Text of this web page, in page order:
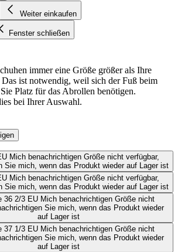
Weiter einkaufen
Fenster schließen
immer eine Größe größer als Ihre
ist notwendig, weil sich der Fuß beim
Platz für das Abrollen benötigen.
bei Ihrer Auswahl.
Mich benachrichtigen Größe nicht verfügbar,
Sie mich, wenn das Produkt wieder auf Lager ist
Mich benachrichtigen Größe nicht verfügbar,
Sie mich, wenn das Produkt wieder auf Lager ist
36 2/3 EU Mich benachrichtigen Größe nicht
Sie mich, wenn das Produkt wieder
auf Lager ist
37 1/3 EU Mich benachrichtigen Größe nicht
Sie mich, wenn das Produkt wieder
auf Lager ist